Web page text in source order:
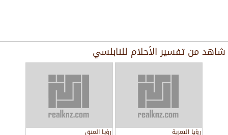
شاهد من تفسير الأحلام للنابلسي
رؤيا التعزية رؤيا العنق